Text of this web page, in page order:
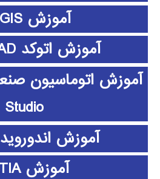
آموزش ArcGIS
آموزش اتوکد AUTOCAD
Studio
آموزش اندوروید android
آموزش CATIA